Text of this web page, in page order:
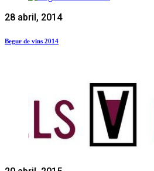
28 abril, 2014
Begur de vins 2014